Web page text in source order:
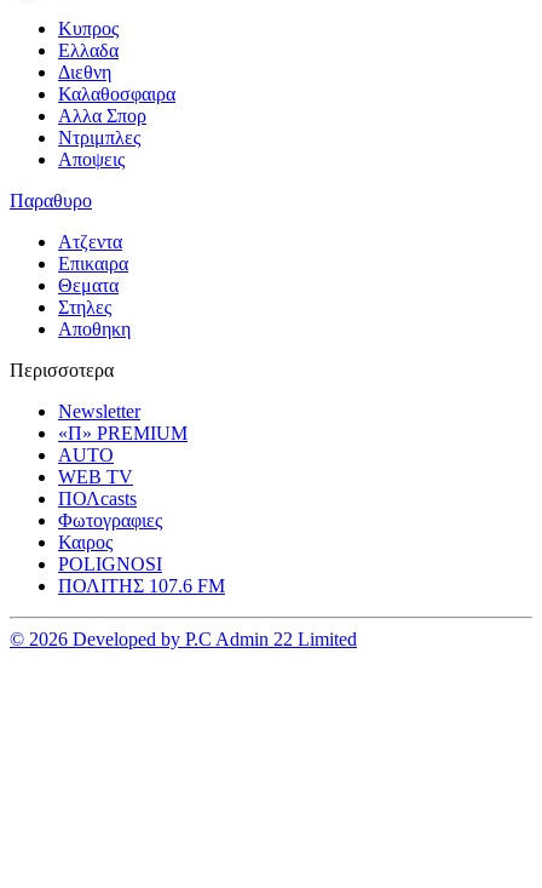
Κυπρος
Ελλαδα
Διεθνη
Καλαθοσφαιρα
Αλλα Σπορ
Ντριμπλες
Αποψεις
Παραθυρο
Ατζεντα
Επικαιρα
Θεματα
Στηλες
Αποθηκη
Περισσοτερα
Newsletter
«Π» PREMIUM
AUTO
WEB TV
ΠΟΛcasts
Φωτογραφιες
Καιρος
POLIGNOSI
ΠΟΛΙΤΗΣ 107.6 FM
© 2026 Developed by P.C Admin 22 Limited